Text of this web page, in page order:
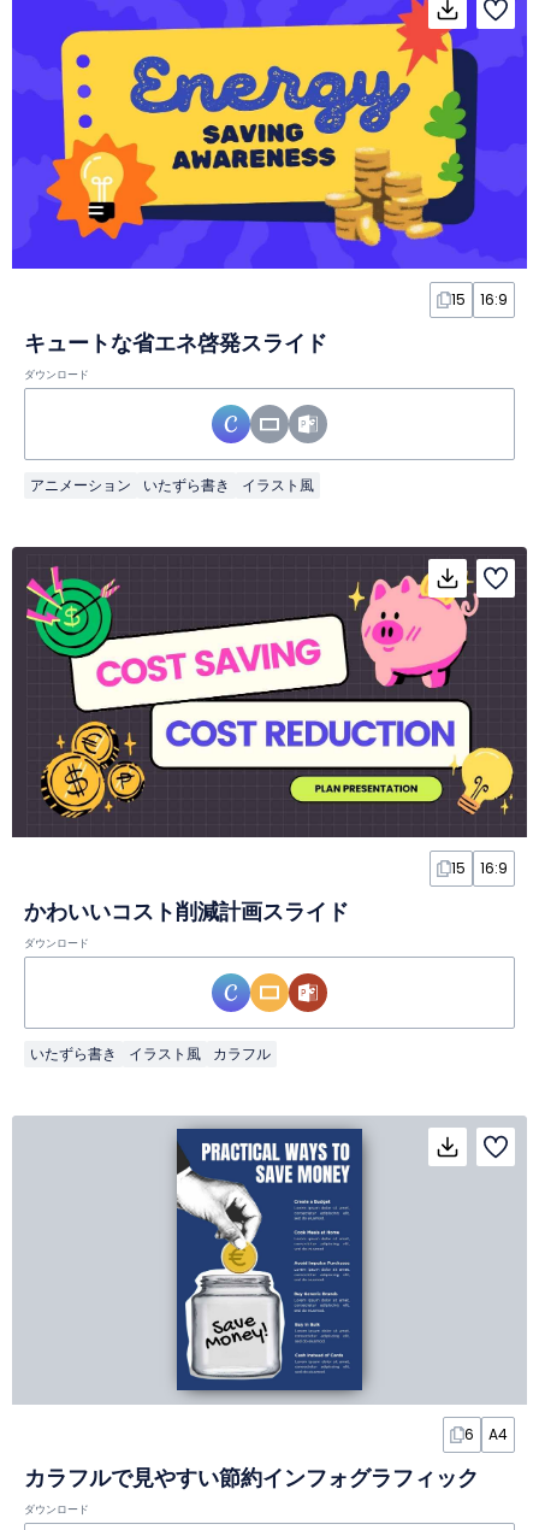
15 16:9
キュートな省エネ啓発スライド
ダウンロード
アニメーション いたずら書き イラスト風
15 16:9
かわいいコスト削減計画スライド
ダウンロード
いたずら書き イラスト風 カラフル
6 A4
カラフルで見やすい節約インフォグラフィック
ダウンロード